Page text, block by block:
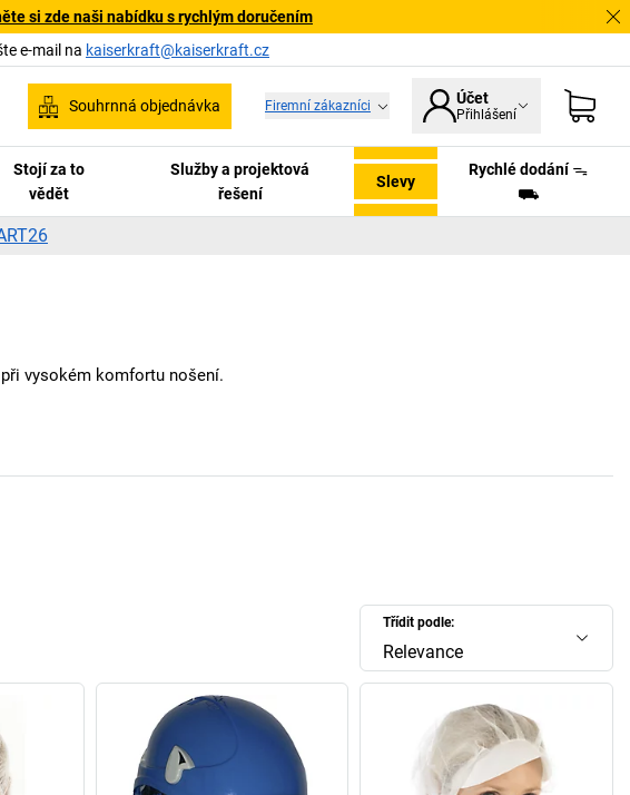
si zde naši nabídku s rychlým doručením
e-mail na kaiserkraft@kaiserkraft.cz
Souhrnná objednávka Firemní zákazníci Účet
Přihlášení
Stojí za to
vědět
Služby a projektová
řešení
Slevy
Rychlé dodání ᯓ
⛟
vysokém komfortu nošení.
Třídit podle:
Relevance